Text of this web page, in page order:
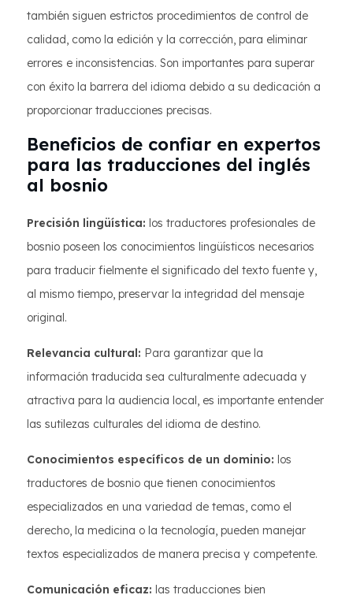
también siguen estrictos procedimientos de control de
calidad, como la edición y la corrección, para eliminar
errores e inconsistencias. Son importantes para superar
con éxito la barrera del idioma debido a su dedicación a
proporcionar traducciones precisas.
Beneficios de confiar en expertos
para las traducciones del inglés
al bosnio
Precisión lingüística: los traductores profesionales de
bosnio poseen los conocimientos lingüísticos necesarios
para traducir fielmente el significado del texto fuente y,
al mismo tiempo, preservar la integridad del mensaje
original.
Relevancia cultural: Para garantizar que la
información traducida sea culturalmente adecuada y
atractiva para la audiencia local, es importante entender
las sutilezas culturales del idioma de destino.
Conocimientos específicos de un dominio: los
traductores de bosnio que tienen conocimientos
especializados en una variedad de temas, como el
derecho, la medicina o la tecnología, pueden manejar
textos especializados de manera precisa y competente.
Comunicación eficaz: las traducciones bien